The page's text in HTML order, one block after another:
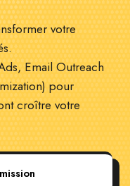
votre
Email Outreach
pour
croître votre